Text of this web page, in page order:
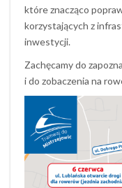
które znacząco
korzystających z
inwestycji.
Zachęcamy do
i do zobaczenia na